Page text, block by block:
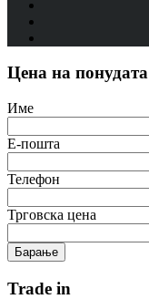
Цена на понудата
Име
Е-пошта
Телефон
Трговска цена
Барање
Trade in